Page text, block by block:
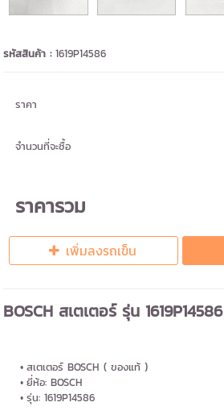
รหัสสินค้า :1619P14586
ราคา
จำนวนที่จะซื้อ
ราคารวม
เพิ่มลงรถเข็น
BOSCH สเตเตอร์ รุ่น 1619P14586
สเตเตอร์ BOSCH ( ของแท้ )
ยี่ห้อ: BOSCH
รุ่น: 1619P14586